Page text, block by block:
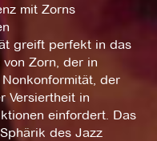
mit Zorns
greift perfekt in das
Zorn, der in
der
Versiertheit in
einfordert. Das
des Jazz